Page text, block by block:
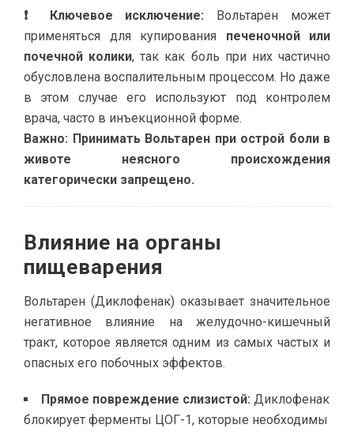
❗ Ключевое исключение: Вольтарен может
применяться для купирования печеночной или
почечной колики, так как боль при них частично
обусловлена воспалительным процессом. Но даже
в этом случае его используют под контролем
врача, часто в инъекционной форме.
Важно: Принимать Вольтарен при острой боли в
животе неясного происхождения
категорически запрещено.
Влияние на органы
пищеварения
Вольтарен (Диклофенак) оказывает значительное
негативное влияние на желудочно-кишечный
тракт, которое является одним из самых частых и
опасных его побочных эффектов.
Прямое повреждение слизистой: Диклофенак
блокирует ферменты ЦОГ-1, которые необходимы